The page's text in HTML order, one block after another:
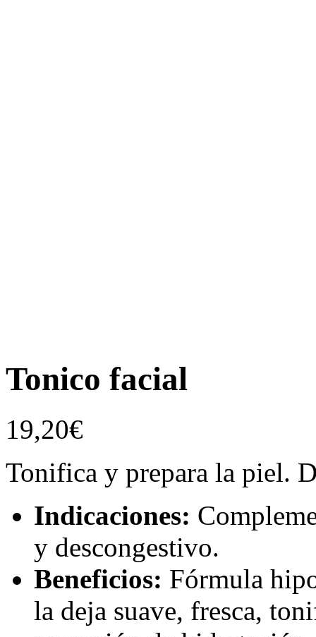
Tonico facial
19,20€
Tonifica y prepara la piel.
Indicaciones:
y descongestivo.
Beneficios: Fórmula
la deja suave, fresca,